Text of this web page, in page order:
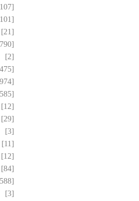
[21]
[2]
[12]
[29]
[3]
[11]
[12]
[84]
[3]